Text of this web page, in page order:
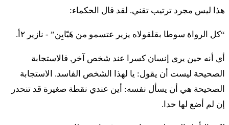
٣٧ إيلِّه فْقوديه مِشْبّْحوت هَقّْهاتي كول هاعوبيد بْأوهِل
موعيد أَشِر باقاد موشيه فْأَهَرون عَل بّي أدوناي بْيَد موشيه
לח וּפְקוּדֵי בְּנֵי גֵרְשׁוֹן לְמִשְׁפְּחוֹתָם וּלְבֵית אֲבֹתָם׃
{س} ٣٨ أوفْقوديه بْنيه جيرشون لْمِشْبّْحوتام أولْبيت أَبوتام
هذا ليس مجرد ترتيب تقني. لقد قال الحكماء:
“كل الرواة سوطا بقلقولاه يزير عتسمو من هَيّايِن” - نازير ٢أ.
أي أنه حين يرى إنسان كسرا عند شخص آخر, فالاستجابة
الصحيحة ليست أن يقول: يا لهذا الشخص الفاسد. الاستجابة
الصحيحة هي أن يسأل نفسه: أين عندي نقطة صغيرة قد تنحدر
إن لم أضع لها حدا.